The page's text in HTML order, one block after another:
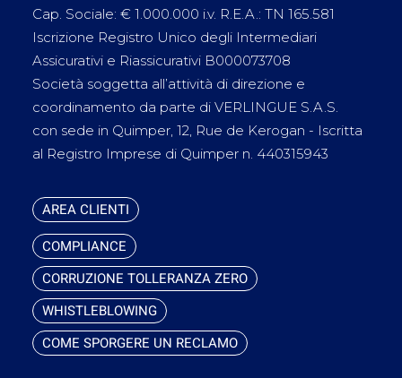
Cap. Sociale: € 1.000.000 i.v. R.E.A.: TN 165.581
Iscrizione Registro Unico degli Intermediari
Assicurativi e Riassicurativi B000073708
Società soggetta all’attività di direzione e
coordinamento da parte di VERLINGUE S.A.S.
con sede in Quimper, 12, Rue de Kerogan - Iscritta
al Registro Imprese di Quimper n. 440315943
AREA CLIENTI
COMPLIANCE
CORRUZIONE TOLLERANZA ZERO
WHISTLEBLOWING
COME SPORGERE UN RECLAMO